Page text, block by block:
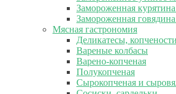
Замороженная
Замороженная
Мясная гастрономия
Деликатесы,
Вареные колбасы
Варено-копченая
Полукопченая
Сырокопченая и